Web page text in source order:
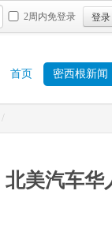
2周内免登录 登录
首页 密西根新闻
/
北美汽车华